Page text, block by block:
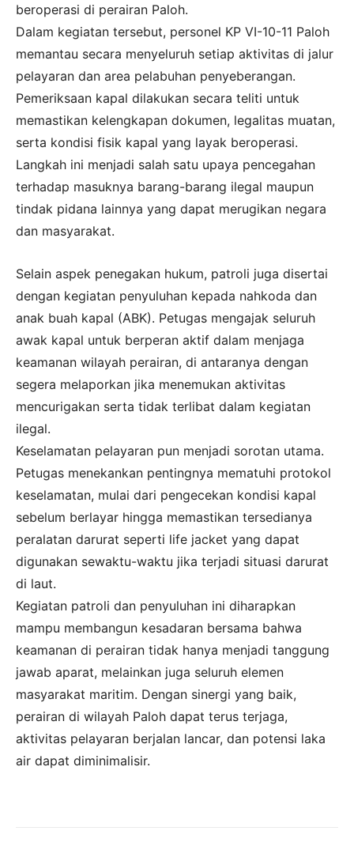
beroperasi di perairan Paloh.
Dalam kegiatan tersebut, personel KP VI-10-11 Paloh
memantau secara menyeluruh setiap aktivitas di jalur
pelayaran dan area pelabuhan penyeberangan.
Pemeriksaan kapal dilakukan secara teliti untuk
memastikan kelengkapan dokumen, legalitas muatan,
serta kondisi fisik kapal yang layak beroperasi.
Langkah ini menjadi salah satu upaya pencegahan
terhadap masuknya barang-barang ilegal maupun
tindak pidana lainnya yang dapat merugikan negara
dan masyarakat.
Selain aspek penegakan hukum, patroli juga disertai
dengan kegiatan penyuluhan kepada nahkoda dan
anak buah kapal (ABK). Petugas mengajak seluruh
awak kapal untuk berperan aktif dalam menjaga
keamanan wilayah perairan, di antaranya dengan
segera melaporkan jika menemukan aktivitas
mencurigakan serta tidak terlibat dalam kegiatan
ilegal.
Keselamatan pelayaran pun menjadi sorotan utama.
Petugas menekankan pentingnya mematuhi protokol
keselamatan, mulai dari pengecekan kondisi kapal
sebelum berlayar hingga memastikan tersedianya
peralatan darurat seperti life jacket yang dapat
digunakan sewaktu-waktu jika terjadi situasi darurat
di laut.
Kegiatan patroli dan penyuluhan ini diharapkan
mampu membangun kesadaran bersama bahwa
keamanan di perairan tidak hanya menjadi tanggung
jawab aparat, melainkan juga seluruh elemen
masyarakat maritim. Dengan sinergi yang baik,
perairan di wilayah Paloh dapat terus terjaga,
aktivitas pelayaran berjalan lancar, dan potensi laka
air dapat diminimalisir.